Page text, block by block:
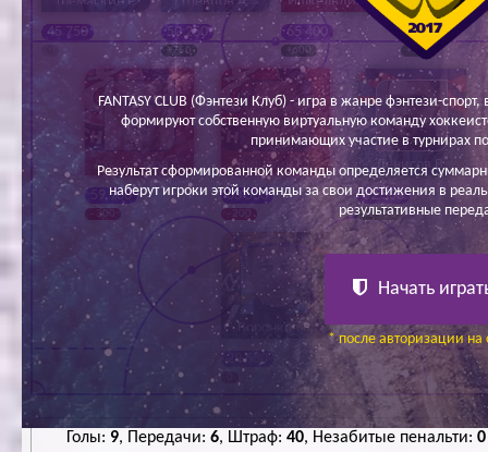
FANTASY CLUB (Фэнтези Клуб) - игра в жанре фэнтези-
формируют собственную виртуальную команду
принимающих участие в турнирах
Результат сформированной команды определяется
наберут игроки этой команды за свои достижения в
результативные
Начать
* после авторизации на
Воронков Е.
29 680
Ахметзянов А.
59 900
- 300
Викулин Ю.
63 500
- 200
Денисов В.
32 500
+1 400
45 750
50 250
+750
65 400
+600
60 600
+950
Голы: 9, Передачи: 6, Штраф: 40, Незабитые пенальти: 0